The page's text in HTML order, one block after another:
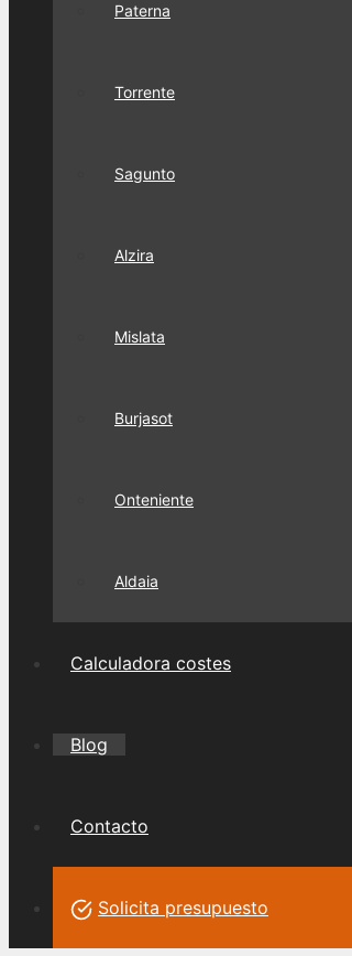
Paterna
Torrente
Sagunto
Alzira
Mislata
Burjasot
Onteniente
Aldaia
Calculadora costes
Blog
Contacto
Solicita presupuesto